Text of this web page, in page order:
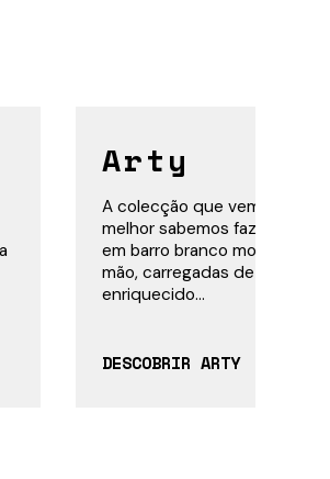
Arty
A colecção que vem
melhor sabemos fazer: Arte
em barro branco moldadas e
mão, carregadas de
enriquecido...
DESCOBRIR ARTY